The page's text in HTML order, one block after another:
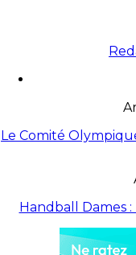
Le Comité
Handball Dames